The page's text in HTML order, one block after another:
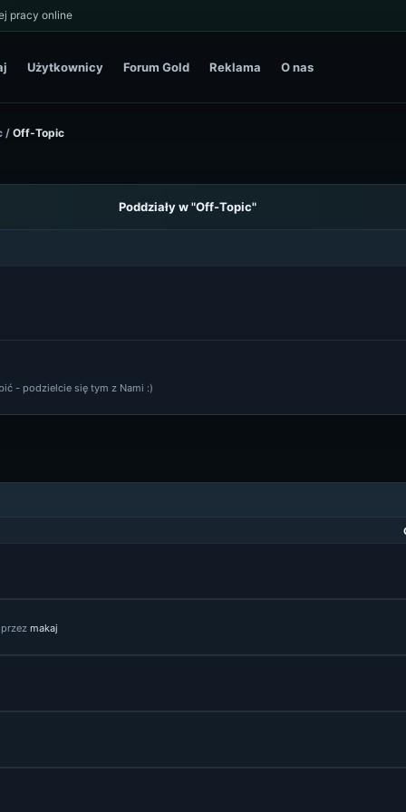
pracy online
Użytkownicy Forum Gold Reklama O nas
/ Off-Topic
Poddziały w "Off-Topic"
- podzielcie się tym z Nami :)
przez makaj